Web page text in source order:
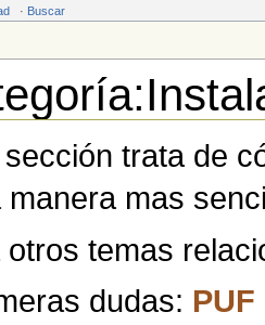
· Buscar
trata de
manera mas
otros temas
dudas: PUF